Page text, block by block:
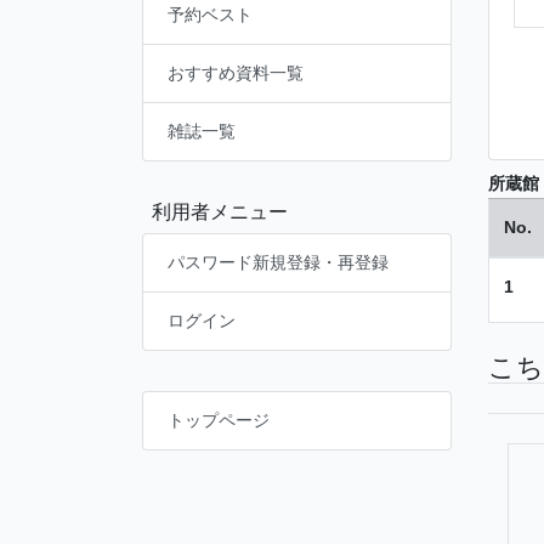
予約ベスト
おすすめ資料一覧
雑誌一覧
利用者メニュー
パスワード新規登録・再登録
ログイン
トップページ
所蔵館
No.
1
こ